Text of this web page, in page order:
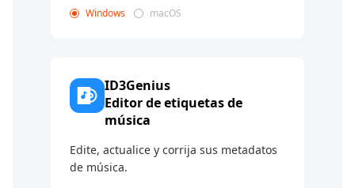
Windows macOS
ID3Genius
Editor de etiquetas de
música
Edite, actualice y corrija sus metadatos
de música.